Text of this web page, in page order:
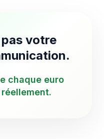
votre
chaque euro